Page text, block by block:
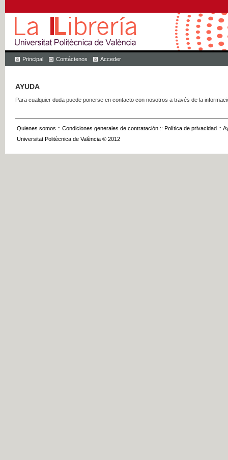
Principal Contáctenos Acceder
AYUDA
Para cualquier duda puede ponerse en contacto con nosotros a través de la
Quienes somos :: Condiciones generales de contratación :: Política de privacidad ::
Universitat Politècnica de València © 2012